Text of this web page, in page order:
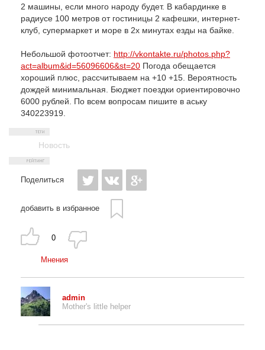
2 машины, если много народу будет. В кабардинке в
радиусе 100 метров от гостиницы 2 кафешки, интернет-
клуб, супермаркет и море в 2х минутах езды на байке.
Небольшой фотоотчет: http://vkontakte.ru/photos.php?
act=album&id=56096606&st=20 Погода обещается
хороший плюс, рассчитываем на +10 +15. Вероятность
дождей минимальная. Бюджет поездки ориентировочно
6000 рублей. По всем вопросам пишите в аську
340223919.
Новость
Поделиться
добавить в избранное
0
Мнения
admin
Mother's little helper